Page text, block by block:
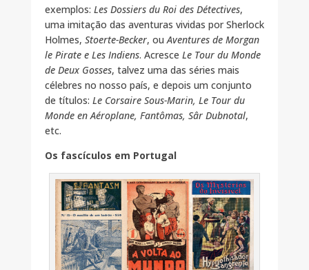
exemplos: Les Dossiers du Roi des Détectives,
uma imitação das aventuras vividas por Sherlock
Holmes, Stoerte-Becker, ouAventures de Morgan
le Pirate e Les Indiens. Acresce Le Tour du Monde
de Deux Gosses, talvez uma das séries mais
célebres no nosso país, e depois um conjunto
de títulos: Le Corsaire Sous-Marin, Le Tour du
Monde en Aéroplane, Fantômas, Sâr Dubnotal,
etc.
Os fascículos em Portugal